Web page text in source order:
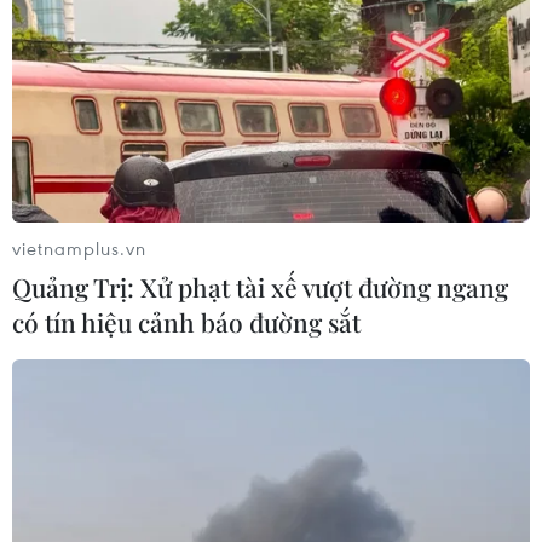
sản của người dân
Tình hình mưa lũ trên địa bàn tỉnh
Lai Châu đang diễn biến phức
tạp, các lực lượng của tỉnh đang
chủ động ứng phó, hạn chế thấp
nhất thiệt hại về người và tài sản
của nhân dân.
(TTXVN/Vietnam+)
vietnamplus.vn
Quảng Trị: Xử phạt tài xế vượt đường ngang
có tín hiệu cảnh báo đường sắt